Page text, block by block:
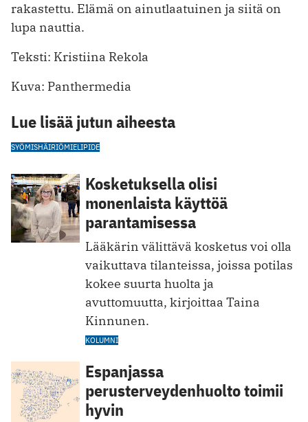
rakastettu. Elämä on ainutlaatuinen ja siitä on
lupa nauttia.
Teksti: Kristiina Rekola
Kuva: Panthermedia
Lue lisää jutun aiheesta
SYÖMISHÄIRIÖMIELIPIDE
Kosketuksella olisi
monenlaista käyttöä
parantamisessa
Lääkärin välittävä kosketus voi olla
vaikuttava tilanteissa, joissa potilas
kokee suurta huolta ja
avuttomuutta, kirjoittaa Taina
Kinnunen.
KOLUMNI
Espanjassa
perusterveydenhuolto toimii
hyvin